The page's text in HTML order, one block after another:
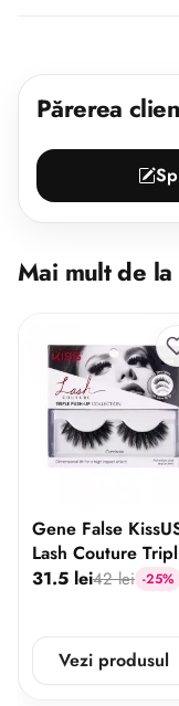
Părerea
Mai mult de la
Gene False
Lash Couture
Push-Up Camisole
31.5 lei42 lei -25%
Vezi produsul